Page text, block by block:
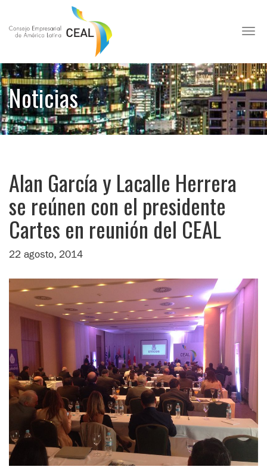
Noticias
Alan García y Lacalle Herrera
se reúnen con el presidente
Cartes en reunión del CEAL
22 agosto, 2014